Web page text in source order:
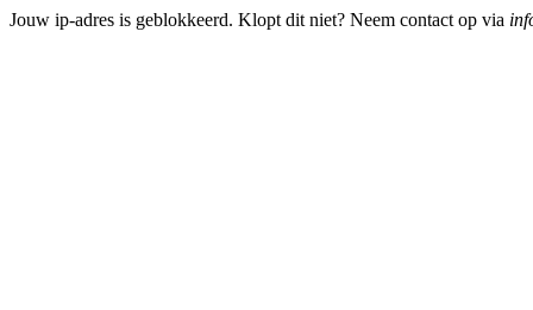
Jouw ip-adres is geblokkeerd. Klopt dit niet? Neem contact op via